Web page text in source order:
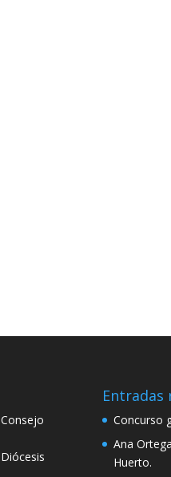
Consejo
Diócesis
Entradas
Concurso
Ana
Huerto.